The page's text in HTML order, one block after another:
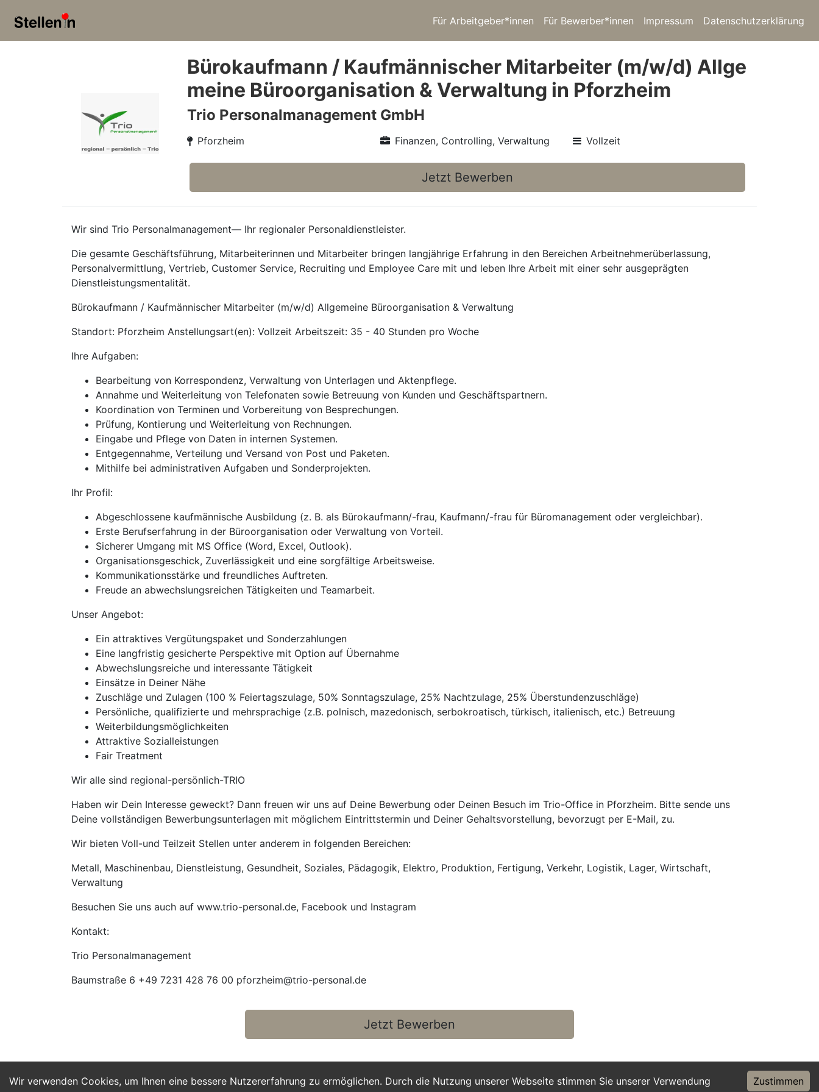
Für Arbeitgeber*innen Für Bewerber*innen Impressum Datenschutzerklärung
Wir verwenden Cookies, um Ihnen eine bessere Nutzererfahrung zu ermöglichen. Durch die Nutzung unserer Webseite stimmen Sie unserer Verwendung
Zustimmen
Bürokaufmann / Kaufmännischer Mitarbeiter (m/w/d) Allge
meine Büroorganisation & Verwaltung in Pforzheim
Trio Personalmanagement GmbH
Pforzheim Finanzen, Controlling, Verwaltung Vollzeit
Jetzt Bewerben
Wir sind Trio Personalmanagement— Ihr regionaler Personaldienstleister.
Die gesamte Geschäftsführung, Mitarbeiterinnen und Mitarbeiter bringen langjährige Erfahrung in den Bereichen Arbeitnehmerüberlassung,
Personalvermittlung, Vertrieb, Customer Service, Recruiting und Employee Care mit und leben Ihre Arbeit mit einer sehr ausgeprägten
Dienstleistungsmentalität.
Bürokaufmann / Kaufmännischer Mitarbeiter (m/w/d) Allgemeine Büroorganisation & Verwaltung
Standort: Pforzheim Anstellungsart(en): Vollzeit Arbeitszeit: 35 - 40 Stunden pro Woche
Ihre Aufgaben:
Bearbeitung von Korrespondenz, Verwaltung von Unterlagen und Aktenpflege.
Annahme und Weiterleitung von Telefonaten sowie Betreuung von Kunden und Geschäftspartnern.
Koordination von Terminen und Vorbereitung von Besprechungen.
Prüfung, Kontierung und Weiterleitung von Rechnungen.
Eingabe und Pflege von Daten in internen Systemen.
Entgegennahme, Verteilung und Versand von Post und Paketen.
Mithilfe bei administrativen Aufgaben und Sonderprojekten.
Ihr Profil:
Abgeschlossene kaufmännische Ausbildung (z. B. als Bürokaufmann/-frau, Kaufmann/-frau für Büromanagement oder vergleichbar).
Erste Berufserfahrung in der Büroorganisation oder Verwaltung von Vorteil.
Sicherer Umgang mit MS Office (Word, Excel, Outlook).
Organisationsgeschick, Zuverlässigkeit und eine sorgfältige Arbeitsweise.
Kommunikationsstärke und freundliches Auftreten.
Freude an abwechslungsreichen Tätigkeiten und Teamarbeit.
Unser Angebot:
Ein attraktives Vergütungspaket und Sonderzahlungen
Eine langfristig gesicherte Perspektive mit Option auf Übernahme
Abwechslungsreiche und interessante Tätigkeit
Einsätze in Deiner Nähe
Zuschläge und Zulagen (100 % Feiertagszulage, 50% Sonntagszulage, 25% Nachtzulage, 25% Überstundenzuschläge)
Persönliche, qualifizierte und mehrsprachige (z.B. polnisch, mazedonisch, serbokroatisch, türkisch, italienisch, etc.) Betreuung
Weiterbildungsmöglichkeiten
Attraktive Sozialleistungen
Fair Treatment
Wir alle sind regional-persönlich-TRIO
Haben wir Dein Interesse geweckt? Dann freuen wir uns auf Deine Bewerbung oder Deinen Besuch im Trio-Office in Pforzheim. Bitte sende uns
Deine vollständigen Bewerbungsunterlagen mit möglichem Eintrittstermin und Deiner Gehaltsvorstellung, bevorzugt per E-Mail, zu.
Wir bieten Voll-und Teilzeit Stellen unter anderem in folgenden Bereichen:
Metall, Maschinenbau, Dienstleistung, Gesundheit, Soziales, Pädagogik, Elektro, Produktion, Fertigung, Verkehr, Logistik, Lager, Wirtschaft,
Verwaltung
Besuchen Sie uns auch auf www.trio-personal.de, Facebook und Instagram
Kontakt:
Trio Personalmanagement
Baumstraße 6 +49 7231 428 76 00 pforzheim@trio-personal.de
Jetzt Bewerben